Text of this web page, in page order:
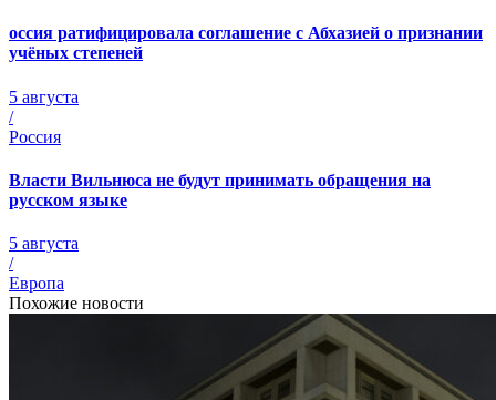
оссия ратифицировала соглашение с Абхазией о признании
учёных степеней
5 августа
/
Россия
Власти Вильнюса не будут принимать обращения на
русском языке
5 августа
/
Европа
Похожие новости